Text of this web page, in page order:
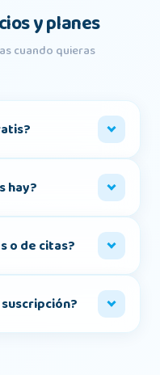
y planes
cuando quieras
hay?
o de citas?